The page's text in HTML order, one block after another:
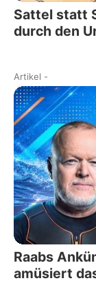
Sattel statt
durch den
Artikel -
Raabs
amüsiert